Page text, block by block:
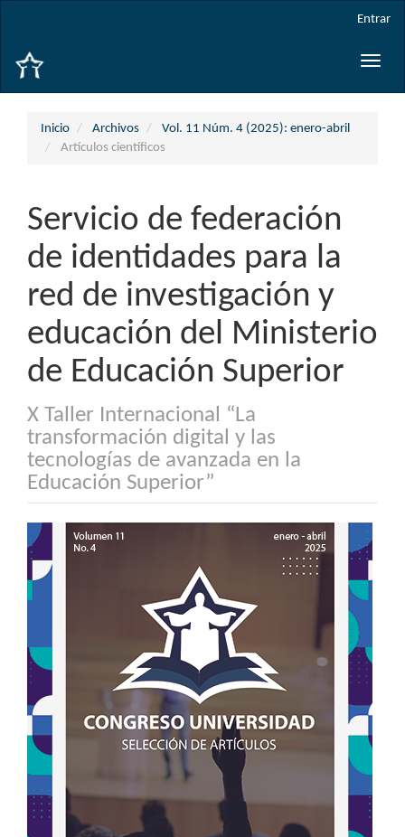
principal
Entrar
Toggle
Inicio Archivos
Vol. 11 Núm. 4 (2025): enero-abril
Artículos científicos
Servicio de federación
de identidades para la
red de investigación y
educación del Ministerio
de Educación Superior
X Taller Internacional “La
transformación digital y las
tecnologías de avanzada en la
Educación Superior”
Barra
lateral
del